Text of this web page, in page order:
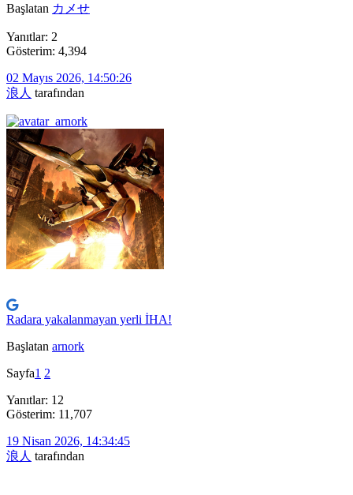
Başlatan カメせ
Yanıtlar: 2
Gösterim: 4,394
02 Mayıs 2026, 14:50:26
浪人 tarafından
Radara yakalanmayan yerli İHA!
Başlatan arnork
Sayfa1 2
Yanıtlar: 12
Gösterim: 11,707
19 Nisan 2026, 14:34:45
浪人 tarafından